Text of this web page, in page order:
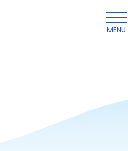
MENU